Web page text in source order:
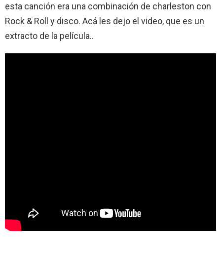
esta canción era una combinación de charleston con
Rock & Roll y disco. Acá les dejo el video, que es un
extracto de la película..